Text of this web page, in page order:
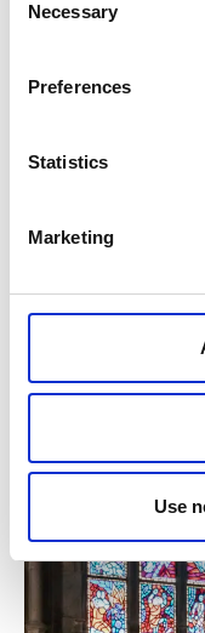
Selection
Necessary
Preferences
Statistics
Marketing
Use